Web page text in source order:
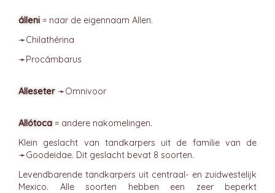
álleni = naar de eigennaam Allen.
➛Chilathérina
➛Procámbarus
Alleseter ➛Omnivoor
Allótoca = andere nakomelingen.
Klein geslacht van tandkarpers uit de familie van de
➛Goodeidae. Dit geslacht bevat 8 soorten.
Levendbarende tandkarpers uit centraal- en zuidwestelijk
Mexico. Alle soorten hebben een zeer beperkt